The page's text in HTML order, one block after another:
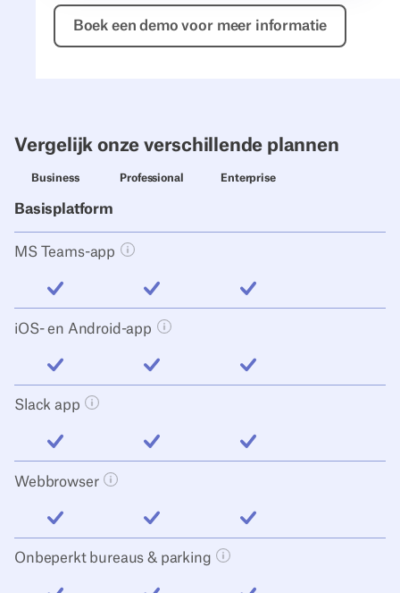
Boek een demo voor meer
Boek een demo voor meer informatie
Vergelijk onze verschillende plannen
Business Professional Enterprise
Basisplatform
MS Teams-app Tooltip knop openen
inbegrepen inbegrepen inbegrepen
iOS- en Android-app Tooltip knop openen
inbegrepen inbegrepen inbegrepen
Slack app Tooltip knop openen
inbegrepen inbegrepen inbegrepen
Webbrowser Tooltip knop openen
inbegrepen inbegrepen inbegrepen
Onbeperkt bureaus & parking Tooltip knop openen